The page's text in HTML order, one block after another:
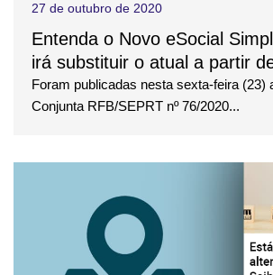
27 de outubro de 2020
Entenda o Novo eSocial
irá substituir o atual a partir
Foram publicadas nesta sexta-feira (23)
Conjunta RFB/SEPRT nº 76/2020...